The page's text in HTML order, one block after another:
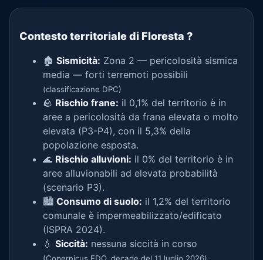
Contesto territoriale di Floresta ?
🏚️ Sismicità: Zona 2 — pericolosità sismica
media — forti terremoti possibili
(classificazione DPC)
🪨 Rischio frane: il 0,1% del territorio è in
aree a pericolosità da frana elevata o molto
elevata (P3-P4), con il 5,3% della
popolazione esposta.
🌊 Rischio alluvioni: il 0% del territorio è in
aree alluvionabili ad elevata probabilità
(scenario P3).
🏙️ Consumo di suolo: il 1,2% del territorio
comunale è impermeabilizzato/edificato
(ISPRA 2024).
💧 Siccità: nessuna siccità in corso
.